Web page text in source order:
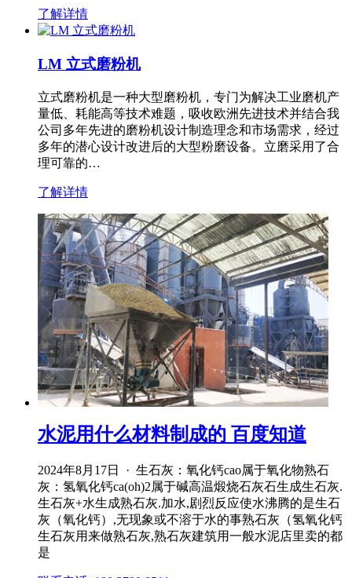
了解详情
LM 立式磨粉机
立式磨粉机是一种大型磨粉机，专门为解决工业磨机产
量低、耗能高等技术难题，吸收欧洲先进技术并结合我
公司多年先进的磨粉机设计制造理念和市场需求，经过
多年的潜心设计改进后的大型粉磨设备。立磨采用了合
理可靠的…
了解详情
水泥用什么材料制成的 百度知道
2024年8月17日 · 生石灰：氧化钙cao属于氧化物熟石
灰：氢氧化钙ca(oh)2属于碱高温煅烧石灰石生成生石灰.
生石灰+水生成熟石灰.加水,剧烈反应使水沸腾的是生石
灰（氧化钙）,无现象或不溶于水的事熟石灰（氢氧化钙
生石灰用来做熟石灰,熟石灰建筑用一般水泥店里卖的都
是